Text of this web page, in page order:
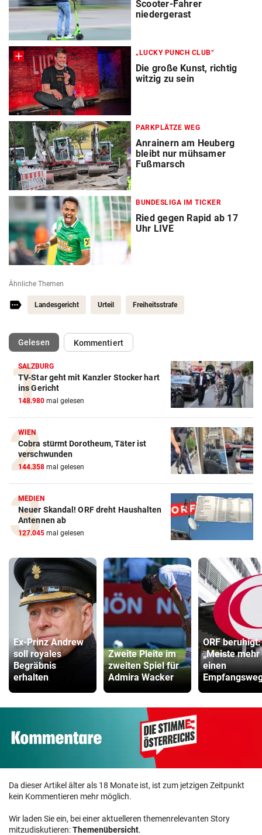
Scooter-Fahrer
niedergerast
„LUCKY PUNCH CLUB“
Die große Kunst, richtig
witzig zu sein
PARKPLÄTZE WEG
Anrainern am Heuberg
bleibt nur mühsamer
Fußmarsch
BUNDESLIGA IM TICKER
Ried gegen Rapid ab 17
Uhr LIVE
Ähnliche Themen
Landesgericht Urteil Freiheitsstrafe
Gelesen(ausgewählt)Kommentiert
SALZBURG
TV-Star geht mit Kanzler Stocker hart
ins Gericht
148.980 mal gelesen
WIEN
Cobra stürmt Dorotheum, Täter ist
verschwunden
144.358 mal gelesen
MEDIEN
Neuer Skandal! ORF dreht Haushalten
Antennen ab
127.045 mal gelesen
Ex-Prinz Andrew
soll royales
Begräbnis
erhalten
Zweite Pleite im
zweiten Spiel für
Admira Wacker
ORF beruhigt:
„Meiste mehr
einen
Da dieser Artikel älter als 18 Monate ist, ist zum jetzigen Zeitpunkt
kein Kommentieren mehr möglich.
Wir laden Sie ein, bei einer aktuelleren themenrelevanten Story
mitzudiskutieren:Themenübersicht.